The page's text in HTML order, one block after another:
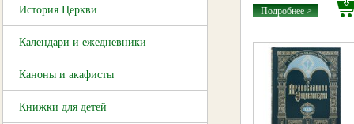
История Церкви
Календари и ежедневники
Каноны и акафисты
Книжки для детей
Подробнее >